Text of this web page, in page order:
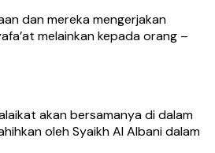
dan mereka mengerjakan
melainkan kepada orang –
akan bersamanya di dalam
oleh Syaikh Al Albani dalam